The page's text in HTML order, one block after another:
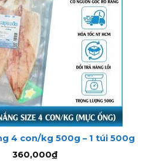
4 con/kg 500g – 1 túi 500g
360,000₫